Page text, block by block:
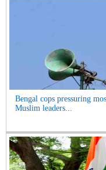
Bengal cops pressuring
Muslim leaders...